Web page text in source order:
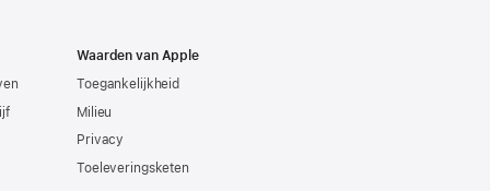
Waarden van Apple
Toegankelijkheid
Milieu
Privacy
Toeleveringsketen